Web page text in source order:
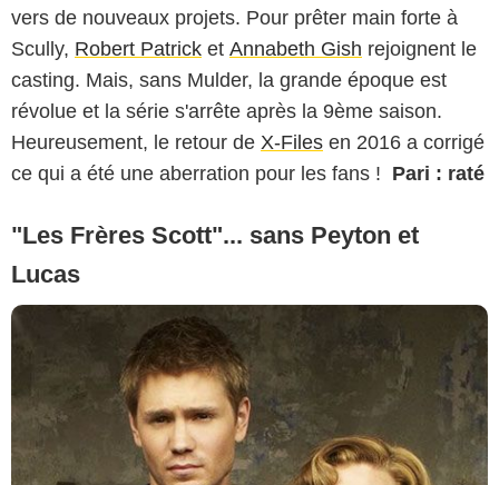
vers de nouveaux projets. Pour prêter main forte à
Scully, Robert Patrick et Annabeth Gish rejoignent le
casting. Mais, sans Mulder, la grande époque est
révolue et la série s'arrête après la 9ème saison.
Heureusement, le retour de X-Files en 2016 a corrigé
ce qui a été une aberration pour les fans ! Pari : raté
"Les Frères Scott"... sans Peyton et
Lucas